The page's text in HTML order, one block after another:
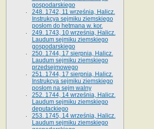
gospodarskiego
248. 1742, 11 września, Halicz.
Instrukcya sejmiku ziemskiego
posłom do hetmana w. kor.
249. 1743, 10 września, Halicz.
Laudum sejmiku ziemskiego
gospodarskiego
250. 1744, 17 sierpnia, Halicz.
Laudum sejmiku ziemskiego
przedsejmowego
251. 1744, 17 sierpnia, Halicz.
Instrukcya sejmiku ziemskiego
posłom na sejm walny
252. 1744, 14 września, Halicz.
Laudum sejmiku ziemskiego
deputackiego
253. 1745, 14 września, Halicz.
Laudum sejmiku ziemskiego